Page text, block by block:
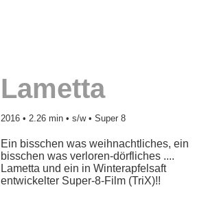
Lametta
2016 • 2.26 min • s/w • Super 8
Ein bisschen was weihnachtliches, ein
bisschen was verloren-dörfliches ....
Lametta und ein in Winterapfelsaft
entwickelter Super-8-Film (TriX)!!